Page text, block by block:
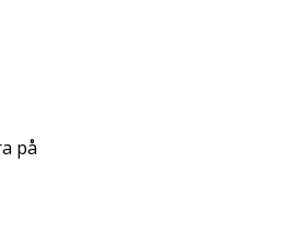
på